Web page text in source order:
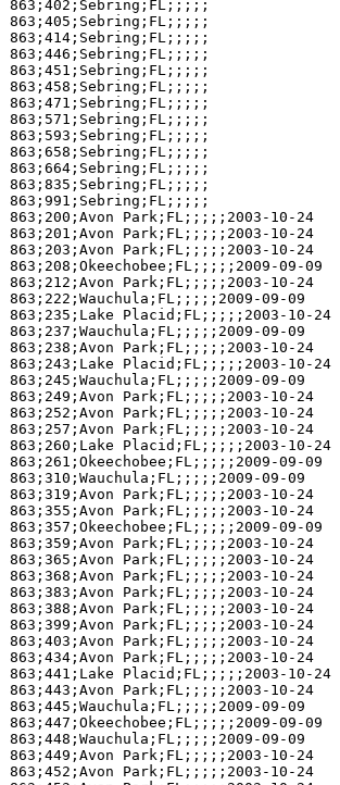
863;402;Sebring;FL;;;;;
863;405;Sebring;FL;;;;;
863;414;Sebring;FL;;;;;
863;446;Sebring;FL;;;;;
863;451;Sebring;FL;;;;;
863;458;Sebring;FL;;;;;
863;471;Sebring;FL;;;;;
863;571;Sebring;FL;;;;;
863;593;Sebring;FL;;;;;
863;658;Sebring;FL;;;;;
863;664;Sebring;FL;;;;;
863;835;Sebring;FL;;;;;
863;991;Sebring;FL;;;;;
863;200;Avon Park;FL;;;;;2003-10-24
863;201;Avon Park;FL;;;;;2003-10-24
863;203;Avon Park;FL;;;;;2003-10-24
863;208;Okeechobee;FL;;;;;2009-09-09
863;212;Avon Park;FL;;;;;2003-10-24
863;222;Wauchula;FL;;;;;2009-09-09
863;235;Lake Placid;FL;;;;;2003-10-24
863;237;Wauchula;FL;;;;;2009-09-09
863;238;Avon Park;FL;;;;;2003-10-24
863;243;Lake Placid;FL;;;;;2003-10-24
863;245;Wauchula;FL;;;;;2009-09-09
863;249;Avon Park;FL;;;;;2003-10-24
863;252;Avon Park;FL;;;;;2003-10-24
863;257;Avon Park;FL;;;;;2003-10-24
863;260;Lake Placid;FL;;;;;2003-10-24
863;261;Okeechobee;FL;;;;;2009-09-09
863;310;Wauchula;FL;;;;;2009-09-09
863;319;Avon Park;FL;;;;;2003-10-24
863;355;Avon Park;FL;;;;;2003-10-24
863;357;Okeechobee;FL;;;;;2009-09-09
863;359;Avon Park;FL;;;;;2003-10-24
863;365;Avon Park;FL;;;;;2003-10-24
863;368;Avon Park;FL;;;;;2003-10-24
863;383;Avon Park;FL;;;;;2003-10-24
863;388;Avon Park;FL;;;;;2003-10-24
863;399;Avon Park;FL;;;;;2003-10-24
863;403;Avon Park;FL;;;;;2003-10-24
863;434;Avon Park;FL;;;;;2003-10-24
863;441;Lake Placid;FL;;;;;2003-10-24
863;443;Avon Park;FL;;;;;2003-10-24
863;445;Wauchula;FL;;;;;2009-09-09
863;447;Okeechobee;FL;;;;;2009-09-09
863;448;Wauchula;FL;;;;;2009-09-09
863;449;Avon Park;FL;;;;;2003-10-24
863;452;Avon Park;FL;;;;;2003-10-24